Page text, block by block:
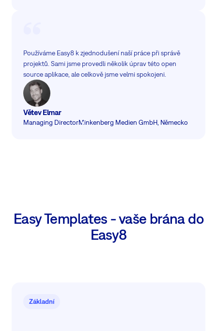
Větev Elmar
Managing DirectorMinkenberg Medien GmbH, Německo
Používáme Easy8 k zjednodušení naší práce při správě
projektů. Sami jsme provedli několik úprav této open
source aplikace, ale celkově jsme velmi spokojeni.
Easy Templates - vaše brána do
Easy8
Základní